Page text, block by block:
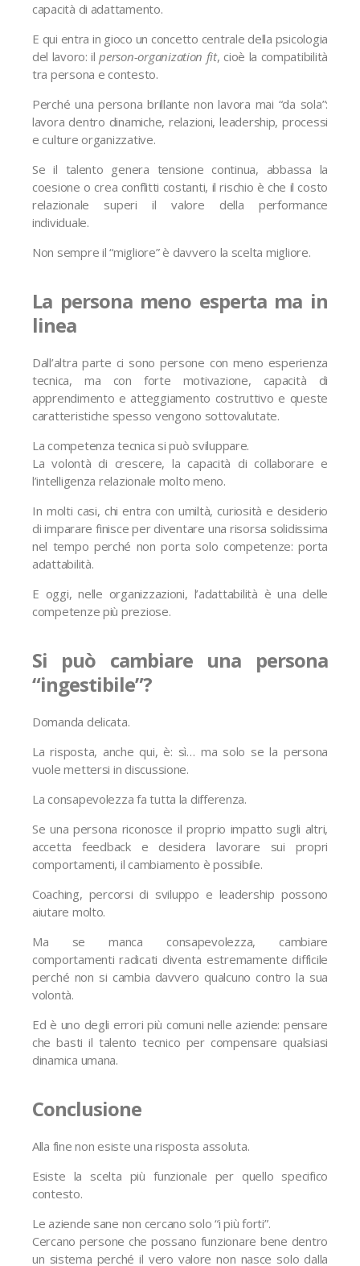
capacità di adattamento.
E qui entra in gioco un concetto centrale della psicologia
del lavoro: ilperson-organization fit, cioè la compatibilità
tra persona e contesto.
Perché una persona brillante non lavora mai “da sola”:
lavora dentro dinamiche, relazioni, leadership, processi
e culture organizzative.
Se il talento genera tensione continua, abbassa la
coesione o crea conflitti costanti, il rischio è che il costo
relazionale superi il valore della performance
individuale.
Non sempre il “migliore” è davvero la scelta migliore.
La persona meno esperta ma in
linea
Dall’altra parte ci sono persone con meno esperienza
tecnica, ma con forte motivazione, capacità di
apprendimento e atteggiamento costruttivo e queste
caratteristiche spesso vengono sottovalutate.
La competenza tecnica si può sviluppare.
La volontà di crescere, la capacità di collaborare e
l’intelligenza relazionale molto meno.
In molti casi, chi entra con umiltà, curiosità e desiderio
di imparare finisce per diventare una risorsa solidissima
nel tempo perché non porta solo competenze: porta
adattabilità.
E oggi, nelle organizzazioni, l’adattabilità è una delle
competenze più preziose.
Si può cambiare una persona
“ingestibile”?
Domanda delicata.
La risposta, anche qui, è: sì… ma solo se la persona
vuole mettersi in discussione.
La consapevolezza fa tutta la differenza.
Se una persona riconosce il proprio impatto sugli altri,
accetta feedback e desidera lavorare sui propri
comportamenti, il cambiamento è possibile.
Coaching, percorsi di sviluppo e leadership possono
aiutare molto.
Ma se manca consapevolezza, cambiare
comportamenti radicati diventa estremamente difficile
perché non si cambia davvero qualcuno contro la sua
volontà.
Ed è uno degli errori più comuni nelle aziende: pensare
che basti il talento tecnico per compensare qualsiasi
dinamica umana.
Conclusione
Alla fine non esiste una risposta assoluta.
Esiste la scelta più funzionale per quello specifico
contesto.
Le aziende sane non cercano solo “i più forti”.
Cercano persone che possano funzionare bene dentro
un sistema perché il vero valore non nasce solo dalla